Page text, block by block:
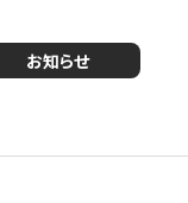
お知らせ